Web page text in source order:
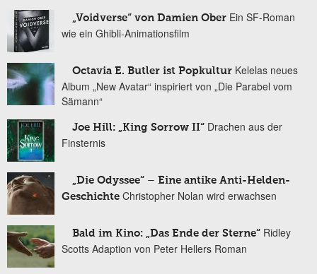
„Voidverse“ von Damien Ober Ein SF-Roman
wie ein Ghibli-Animationsfilm
Octavia E. Butler ist Popkultur Kelelas neues
Album „New Avatar“ inspiriert von „Die Parabel vom
Sämann“
Joe Hill: „King Sorrow II“ Drachen aus der
Finsternis
„Die Odyssee“ – Eine antike Anti-Helden-
Geschichte Christopher Nolan wird erwachsen
Bald im Kino: „Das Ende der Sterne“ Ridley
Scotts Adaption von Peter Hellers Roman